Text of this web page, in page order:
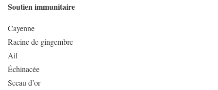
Soutien immunitaire
Cayenne
Racine de gingembre
Ail
Échinacée
Sceau d’or